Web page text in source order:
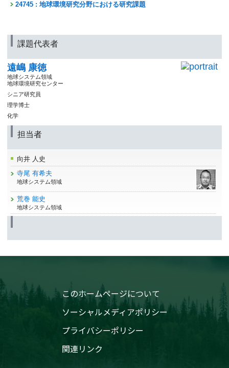
24745 : 地球環境研究分野における研究課題
課題代表者
遠嶋 康徳
地球システム領域
地球環境研究センター
シニア研究員
理学博士
化学
担当者
向井 人史
寺尾 有希夫
地球システム領域
荒巻 能史
地球システム領域
このホームページについて
ソーシャルメディアポリシー
プライバシーポリシー
関連リンク